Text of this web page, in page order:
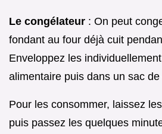
Le congélateur : On peut
fondant au four déjà cuit
Enveloppez les
alimentaire puis dans un sac
Pour les consommer, laissez
puis passez les quelques